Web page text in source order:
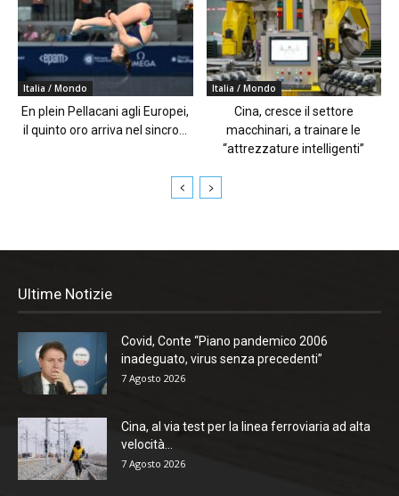
Italia / Mondo
En plein Pellacani agli Europei,
il quinto oro arriva nel sincro...
Italia / Mondo
Cina, cresce il settore
macchinari, a trainare le
“attrezzature intelligenti”
Ultime Notizie
Covid, Conte “Piano pandemico 2006
inadeguato, virus senza precedenti”
7 Agosto 2026
Cina, al via test per la linea ferroviaria ad alta
velocità...
7 Agosto 2026